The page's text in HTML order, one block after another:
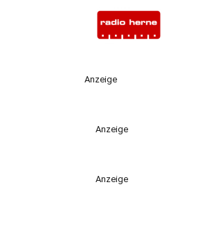
Anzeige
Anzeige
Anzeige